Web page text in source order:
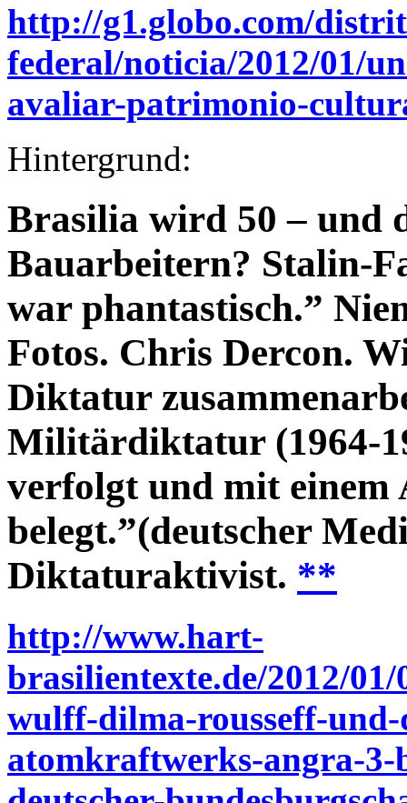
http://g1.globo.com/
federal/noticia/2012/01/
avaliar-patrimonio-
Hintergrund:
Brasilia wird 50 – und
Bauarbeitern? Stalin-
war phantastisch.”
Fotos. Chris Dercon.
Diktatur
Militärdiktatur (1964-
verfolgt und mit einem
belegt.”(deutscher
Diktaturaktivist. **
http://www.hart-
brasilientexte.de/2012/
wulff-dilma-rousseff-und-
atomkraftwerks-angra-